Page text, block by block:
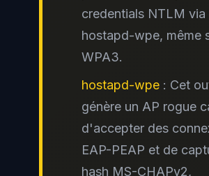
credentials NTLM via
hostapd-wpe, même
WPA3.
hostapd-wpe : Cet
génère un AP rogue
d'accepter des
EAP-PEAP et de
hash MS-CHAPv2,